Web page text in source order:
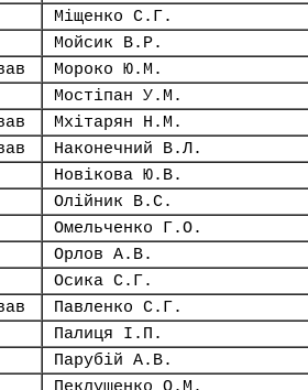
Міщенко С.Г.
Мойсик В.Р.
Мороко Ю.М.
Мостіпан У.М.
Мхітарян Н.М.
Наконечний В.Л.
Новікова Ю.В.
Олійник В.С.
Омельченко Г.О.
Орлов А.В.
Осика С.Г.
Павленко С.Г.
Палиця І.П.
Парубій А.В.